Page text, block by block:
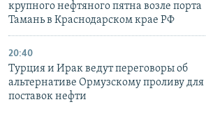
крупного нефтяного пятна возле порта
Тамань в Краснодарском крае РФ
20:40
Турция и Ирак ведут переговоры об
альтернативе Ормузскому проливу для
поставок нефти